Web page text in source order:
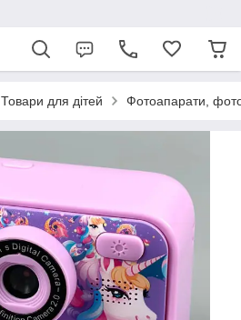
Товари для дітей Фотоапарати,